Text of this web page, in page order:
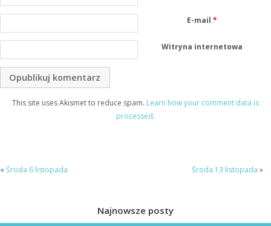
E-mail *
Witryna internetowa
This site uses Akismet to reduce spam. Learn how your comment data is
processed.
« Środa 6 listopada Środa 13 listopada »
Najnowsze posty